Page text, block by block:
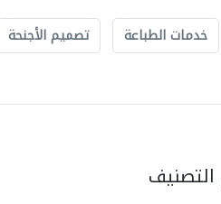
خدمات الطباعة تصميم الأجنحة